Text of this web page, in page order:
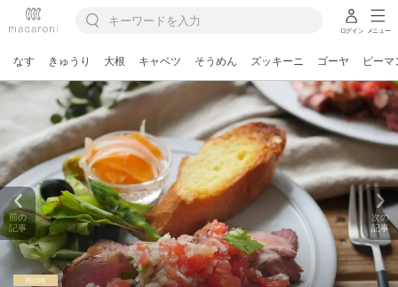
ログイン メニュー
なす きゅうり 大根 キャベツ そうめん ズッキーニ ゴーヤ ピーマ
前の
記事
次の
記事